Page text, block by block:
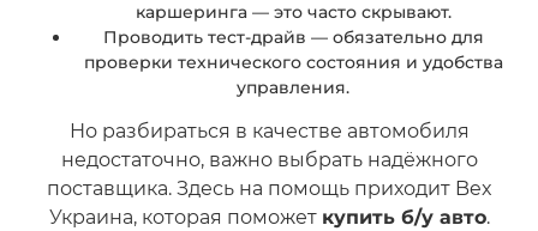
каршеринга — это часто скрывают.
Проводить тест-драйв — обязательно для
проверки технического состояния и удобства
управления.
Но разбираться в качестве автомобиля
недостаточно, важно выбрать надёжного
поставщика. Здесь на помощь приходит Bex
Украина, которая поможет купить б/у авто.